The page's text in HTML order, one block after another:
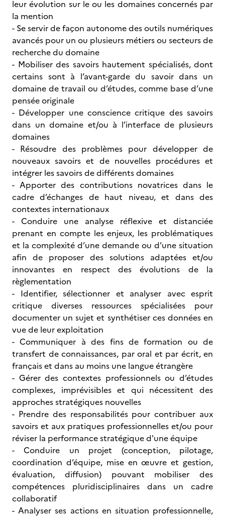
leur évolution sur le ou les domaines concernés par
la mention
- Se servir de façon autonome des outils numériques
avancés pour un ou plusieurs métiers ou secteurs de
recherche du domaine
- Mobiliser des savoirs hautement spécialisés, dont
certains sont à l’avant-garde du savoir dans un
domaine de travail ou d’études, comme base d’une
pensée originale
- Développer une conscience critique des savoirs
dans un domaine et/ou à l’interface de plusieurs
domaines
- Résoudre des problèmes pour développer de
nouveaux savoirs et de nouvelles procédures et
intégrer les savoirs de différents domaines
- Apporter des contributions novatrices dans le
cadre d’échanges de haut niveau, et dans des
contextes internationaux
- Conduire une analyse réflexive et distanciée
prenant en compte les enjeux, les problématiques
et la complexité d’une demande ou d’une situation
afin de proposer des solutions adaptées et/ou
innovantes en respect des évolutions de la
règlementation
- Identifier, sélectionner et analyser avec esprit
critique diverses ressources spécialisées pour
documenter un sujet et synthétiser ces données en
vue de leur exploitation
- Communiquer à des fins de formation ou de
transfert de connaissances, par oral et par écrit, en
français et dans au moins une langue étrangère
- Gérer des contextes professionnels ou d’études
complexes, imprévisibles et qui nécessitent des
approches stratégiques nouvelles
- Prendre des responsabilités pour contribuer aux
savoirs et aux pratiques professionnelles et/ou pour
réviser la performance stratégique d'une équipe
- Conduire un projet (conception, pilotage,
coordination d’équipe, mise en œuvre et gestion,
évaluation, diffusion) pouvant mobiliser des
compétences pluridisciplinaires dans un cadre
collaboratif
- Analyser ses actions en situation professionnelle,